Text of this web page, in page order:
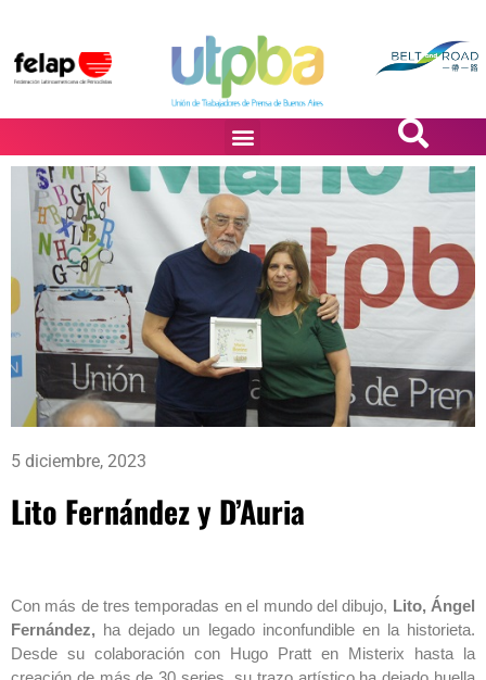
5 diciembre, 2023
Lito Fernández y D’Auria
Con más de tres temporadas en el mundo del dibujo, Lito, Ángel
Fernández, ha dejado un legado inconfundible en la historieta.
Desde su colaboración con Hugo Pratt en Misterix hasta la